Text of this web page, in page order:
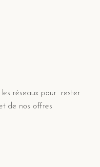
les réseaux pour rester
de nos offres